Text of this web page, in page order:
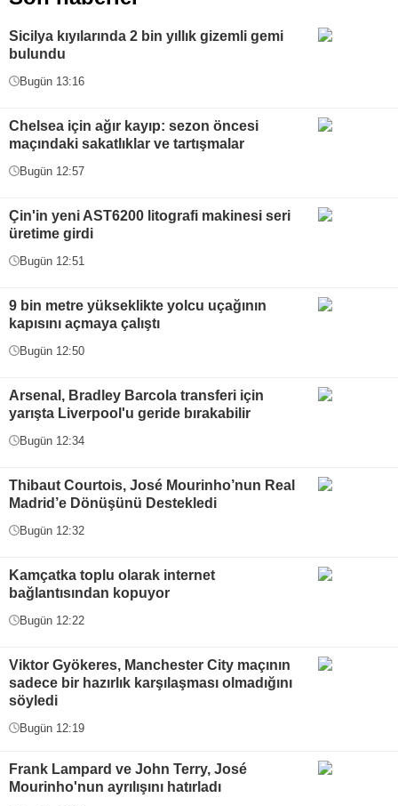
Sicilya kıyılarında 2 bin yıllık gizemli gemi
bulundu
Bugün 13:16
Chelsea için ağır kayıp: sezon öncesi
maçındaki sakatlıklar ve tartışmalar
Bugün 12:57
Çin'in yeni AST6200 litografi makinesi seri
üretime girdi
Bugün 12:51
9 bin metre yükseklikte yolcu uçağının
kapısını açmaya çalıştı
Bugün 12:50
Arsenal, Bradley Barcola transferi için
yarışta Liverpool'u geride bırakabilir
Bugün 12:34
Thibaut Courtois, José Mourinho’nun Real
Madrid’e Dönüşünü Destekledi
Bugün 12:32
Kamçatka toplu olarak internet
bağlantısından kopuyor
Bugün 12:22
Viktor Gyökeres, Manchester City maçının
sadece bir hazırlık karşılaşması olmadığını
söyledi
Bugün 12:19
Frank Lampard ve John Terry, José
Mourinho'nun ayrılışını hatırladı